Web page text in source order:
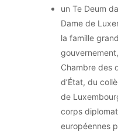
un Te Deum
Dame de
la famille
Chambre des
d’État, du
de
corps
européennes